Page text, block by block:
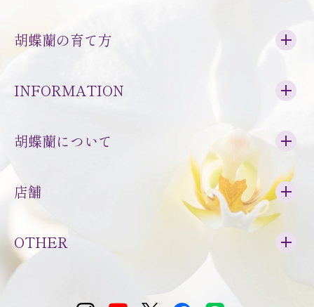
胡蝶蘭の育て方
INFORMATION
胡蝶蘭について
店舗
OTHER